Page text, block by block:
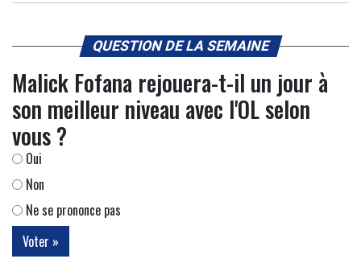
QUESTION DE LA SEMAINE
Malick Fofana rejouera-t-il un jour à
son meilleur niveau avec l'OL selon
vous ?
Oui
Non
Ne se prononce pas